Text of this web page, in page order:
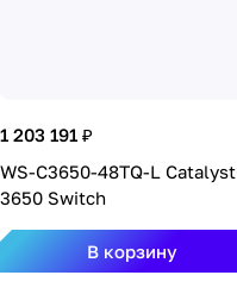
1 203 191 ₽
WS-C3650-48TQ-L Catalyst
3650 Switch
В корзину